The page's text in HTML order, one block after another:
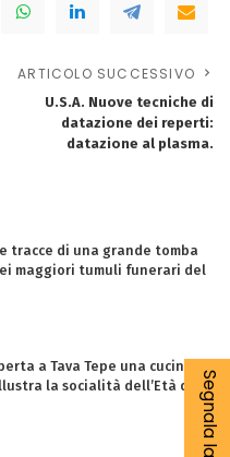
ARTICOLO SUCCESSIVO
U.S.A. Nuove tecniche di
datazione dei reperti:
datazione al plasma.
tracce di una grande tomba
maggiori tumuli funerari del
a Tava Tepe una cucina
la socialità dell’Età del